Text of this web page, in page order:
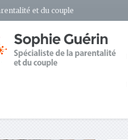
et du couple